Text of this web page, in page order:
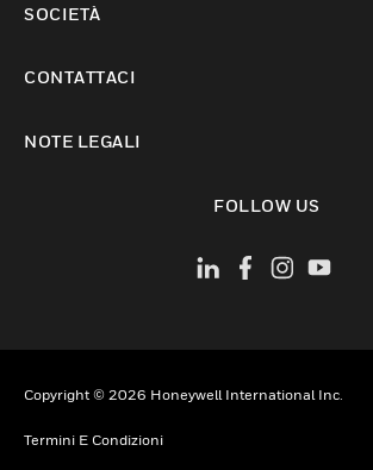
SOCIETÀ
CONTATTACI
NOTE LEGALI
FOLLOW US
Copyright © 2026 Honeywell International Inc.
Termini E Condizioni